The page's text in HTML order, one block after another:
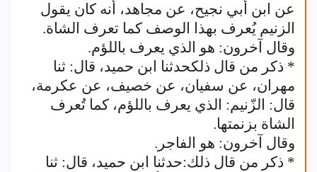
عن ابن أبي نجيح، عن مجاهد، أنه كان يقول
الزنيم يُعرف بهذا الوصف كما تعرف الشاة.
وقال آخرون: هو الذي يعرف باللؤم.
* ذكر من قال ذلكحدثنا ابن حميد، قال: ثنا
مهران، عن سفيان، عن خصيف، عن عكرمة،
قال: الزّنيم: الذي يعرف باللؤم، كما تُعرف
الشاة بزنمتها.
وقال آخرون: هو الفاجر.
* ذكر من قال ذلك:حدثنا ابن حميد، قال: ثنا